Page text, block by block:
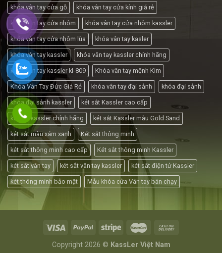
khóa vân tay cửa gỗ khóa vân tay cửa kính giá rẻ
khóa vân tay cửa nhôm khóa vân tay cửa nhôm kassler
khóa vân tay cửa nhôm lùa khóa vân tay kasler
khóa vân tay kassler khóa vân tay kassler chính hãng
khóa vân tay kassler kl-809 Khóa vân tay mệnh Kim
Khóa Vân Tay Đức Giá Rẻ khóa vân tay đại sảnh khóa đại sảnh
khóa đại sảnh kassler két sắt Kassler cao cấp
két sắt kassler chính hãng két sắt Kassler màu Gold Sand
két sắt màu xám xanh Két sắt thông minh
két sắt thông minh cao cấp Két sắt thông minh Kassler
két sắt vân tay két sắt vân tay kassler két sắt điện tử Kassler
két thông minh bảo mật Mẫu khóa cửa Vân tay bán chạy
Copyright 2026 © KassLer Việt Nam